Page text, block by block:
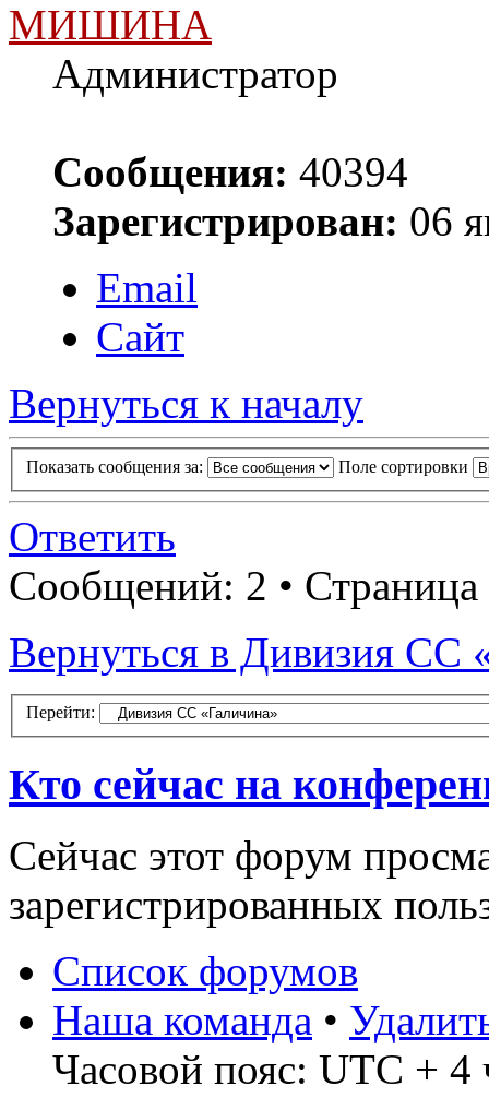
МИШИНА
Администратор
Сообщения: 40394
Зарегистрирован: 06
Email
Сайт
Вернуться к началу
Показать сообщения за: Поле сортировки
Ответить
Сообщений: 2 • Страница
Вернуться в Дивизия СС
Перейти:
Кто сейчас на
Сейчас этот форум
зарегистрированных
Список форумов
Наша команда •
Часовой пояс: UTC + 4